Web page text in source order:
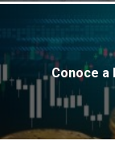
Conoce a